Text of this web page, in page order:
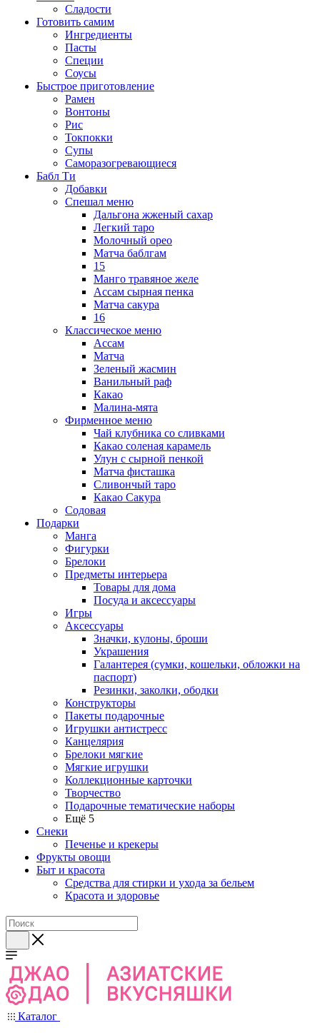
Сладости
Готовить самим
Ингредиенты
Пасты
Специи
Соусы
Быстрое приготовление
Рамен
Вонтоны
Рис
Токпокки
Супы
Саморазогревающиеся
Бабл Ти
Добавки
Спешал меню
Дальгона жженый сахар
Легкий таро
Молочный орео
Матча баблгам
15
Манго травяное желе
Ассам сырная пенка
Матча сакура
16
Классическое меню
Ассам
Матча
Зеленый жасмин
Ванильный раф
Какао
Малина-мята
Фирменное меню
Чай клубника со сливками
Какао соленая карамель
Улун с сырной пенкой
Матча фисташка
Сливончый таро
Какао Сакура
Содовая
Подарки
Манга
Фигурки
Брелоки
Предметы интерьера
Товары для дома
Посуда и аксессуары
Игры
Аксессуары
Значки, кулоны, броши
Украшения
Галантерея (сумки, кошельки, обложки на
паспорт)
Резинки, заколки, ободки
Конструкторы
Пакеты подарочные
Игрушки антистресс
Канцелярия
Брелоки мягкие
Мягкие игрушки
Коллекционные карточки
Творчество
Подарочные тематические наборы
Ещё 5
Снеки
Печенье и крекеры
Фрукты овощи
Быт и красота
Средства для стирки и ухода за бельем
Красота и здоровье
Каталог